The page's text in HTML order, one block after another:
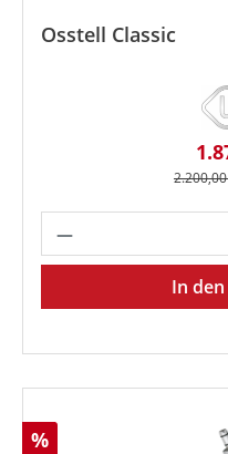
Osstell Classic
Produkt
In
Rabatt
%